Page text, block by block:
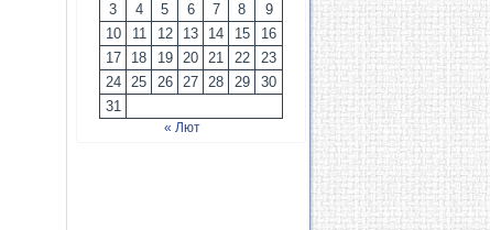
3
4 5 6 7 8
9
10
11 12 13 14 15
16
17
18 19 20 21 22
23
24
25 26 27 28 29
30
31
« Лют